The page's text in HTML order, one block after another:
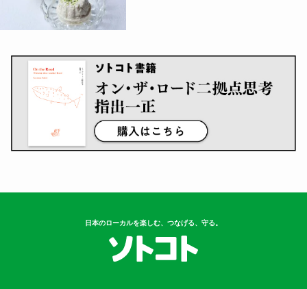
日本のローカルを楽しむ、つなげる、守る。